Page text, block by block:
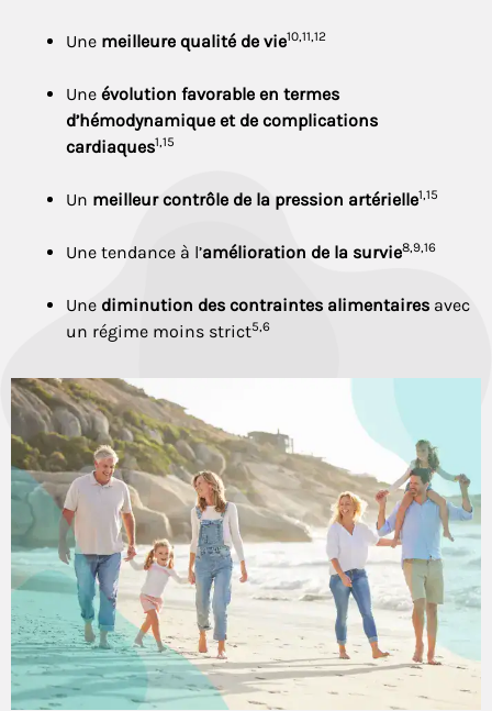
Une meilleure qualité de vie10,11,12
Une évolution favorable en termes
d’hémodynamique et de complications
cardiaques1,15
Un meilleur contrôle de la pression artérielle1,15
Une tendance à l’amélioration de la survie8,9,16
Une diminution des contraintes alimentaires avec
un régime moins strict5,6